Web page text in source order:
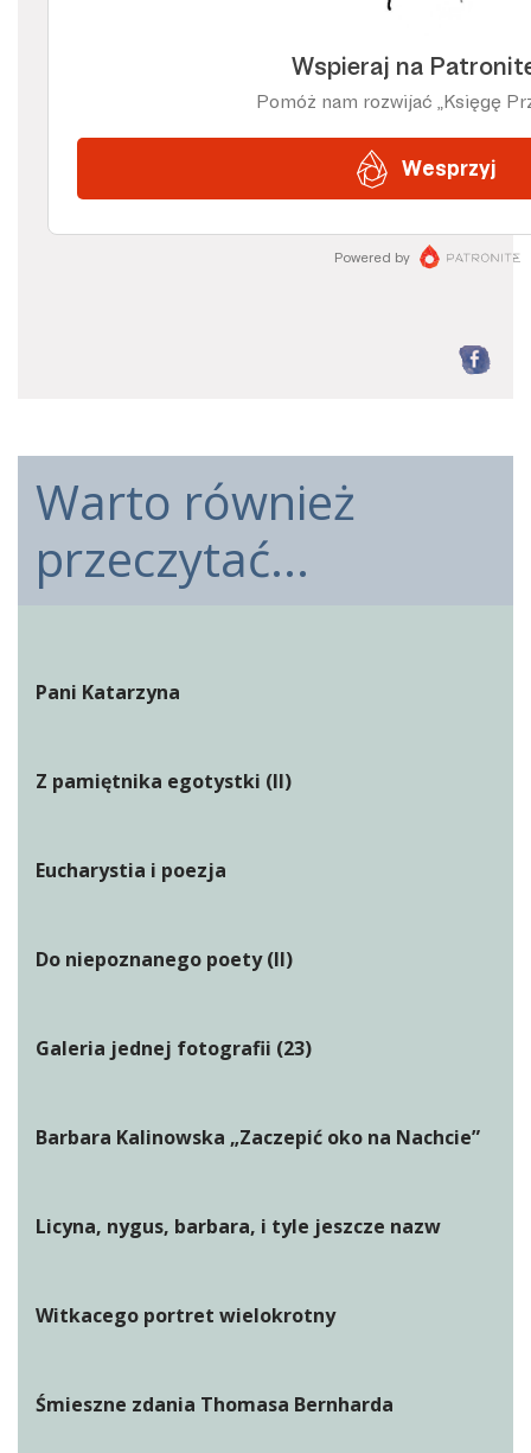
Warto również
przeczytać...
Pani Katarzyna
Z pamiętnika egotystki (II)
Eucharystia i poezja
Do niepoznanego poety (II)
Galeria jednej fotografii (23)
Barbara Kalinowska „Zaczepić oko na Nachcie”
Licyna, nygus, barbara, i tyle jeszcze nazw
Witkacego portret wielokrotny
Śmieszne zdania Thomasa Bernharda